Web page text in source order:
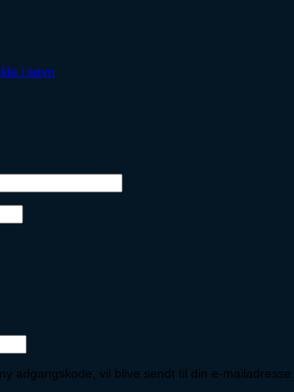
i søvn
adgangskode, vil blive sendt til din e-mailadresse.